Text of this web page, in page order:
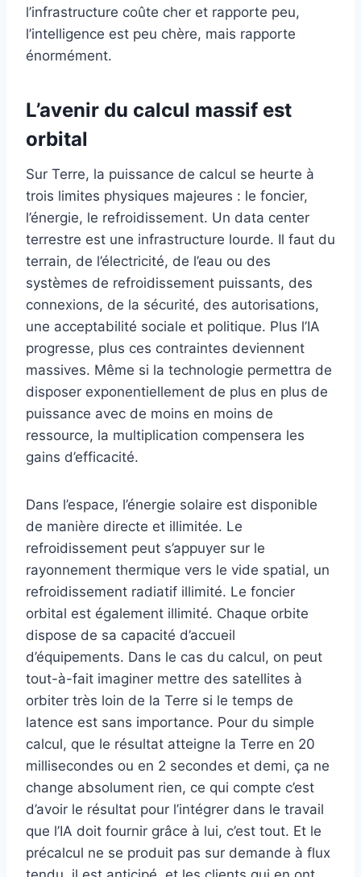
l’infrastructure coûte cher et rapporte peu,
l’intelligence est peu chère, mais rapporte
énormément.
L’avenir du calcul massif est
orbital
Sur Terre, la puissance de calcul se heurte à
trois limites physiques majeures : le foncier,
l’énergie, le refroidissement. Un data center
terrestre est une infrastructure lourde. Il faut du
terrain, de l’électricité, de l’eau ou des
systèmes de refroidissement puissants, des
connexions, de la sécurité, des autorisations,
une acceptabilité sociale et politique. Plus l’IA
progresse, plus ces contraintes deviennent
massives. Même si la technologie permettra de
disposer exponentiellement de plus en plus de
puissance avec de moins en moins de
ressource, la multiplication compensera les
gains d’efficacité.
Dans l’espace, l’énergie solaire est disponible
de manière directe et illimitée. Le
refroidissement peut s’appuyer sur le
rayonnement thermique vers le vide spatial, un
refroidissement radiatif illimité. Le foncier
orbital est également illimité. Chaque orbite
dispose de sa capacité d’accueil
d’équipements. Dans le cas du calcul, on peut
tout-à-fait imaginer mettre des satellites à
orbiter très loin de la Terre si le temps de
latence est sans importance. Pour du simple
calcul, que le résultat atteigne la Terre en 20
millisecondes ou en 2 secondes et demi, ça ne
change absolument rien, ce qui compte c’est
d’avoir le résultat pour l’intégrer dans le travail
que l’IA doit fournir grâce à lui, c’est tout. Et le
précalcul ne se produit pas sur demande à flux